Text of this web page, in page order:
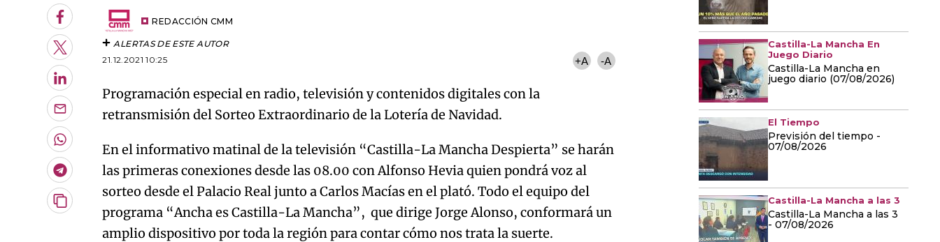
Facebook
Twitter
LinkedIn
Enviar
por
Email
Whatsapp
Telegram
Copiar
REDACCIÓN CMM
ALERTAS DE ESTE AUTOR
21.12.2021 10:25
+A -A
Programación especial en radio, televisión y contenidos digitales con la
retransmisión del Sorteo Extraordinario de la Lotería de Navidad.
En el informativo matinal de la televisión “Castilla-La Mancha Despierta” se harán
las primeras conexiones desde las 08.00 con Alfonso Hevia quien pondrá voz al
sorteo desde el Palacio Real junto a Carlos Macías en el plató. Todo el equipo del
programa “Ancha es Castilla-La Mancha”, que dirige Jorge Alonso, conformará un
amplio dispositivo por toda la región para contar cómo nos trata la suerte.
Castilla-La Mancha En
Juego Diario
Castilla-La Mancha en
juego diario (07/08/2026)
El Tiempo
Previsión del tiempo -
07/08/2026
Castilla-La Mancha a las 3
Castilla-La Mancha a las 3
- 07/08/2026